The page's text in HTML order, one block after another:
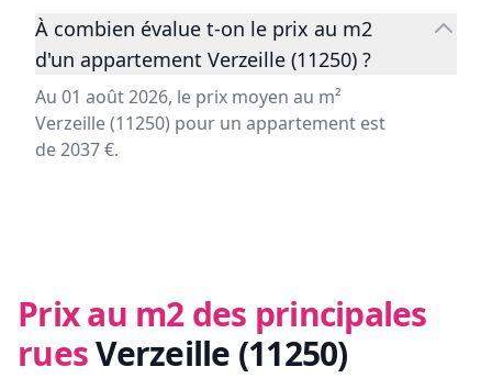
À combien évalue t-on le prix au m2
d'un appartement Verzeille (11250) ?
Au 01 août 2026, le prix moyen au m²
Verzeille (11250) pour un appartement est
de 2037 €.
Prix au m2 des principales
ruesVerzeille (11250)